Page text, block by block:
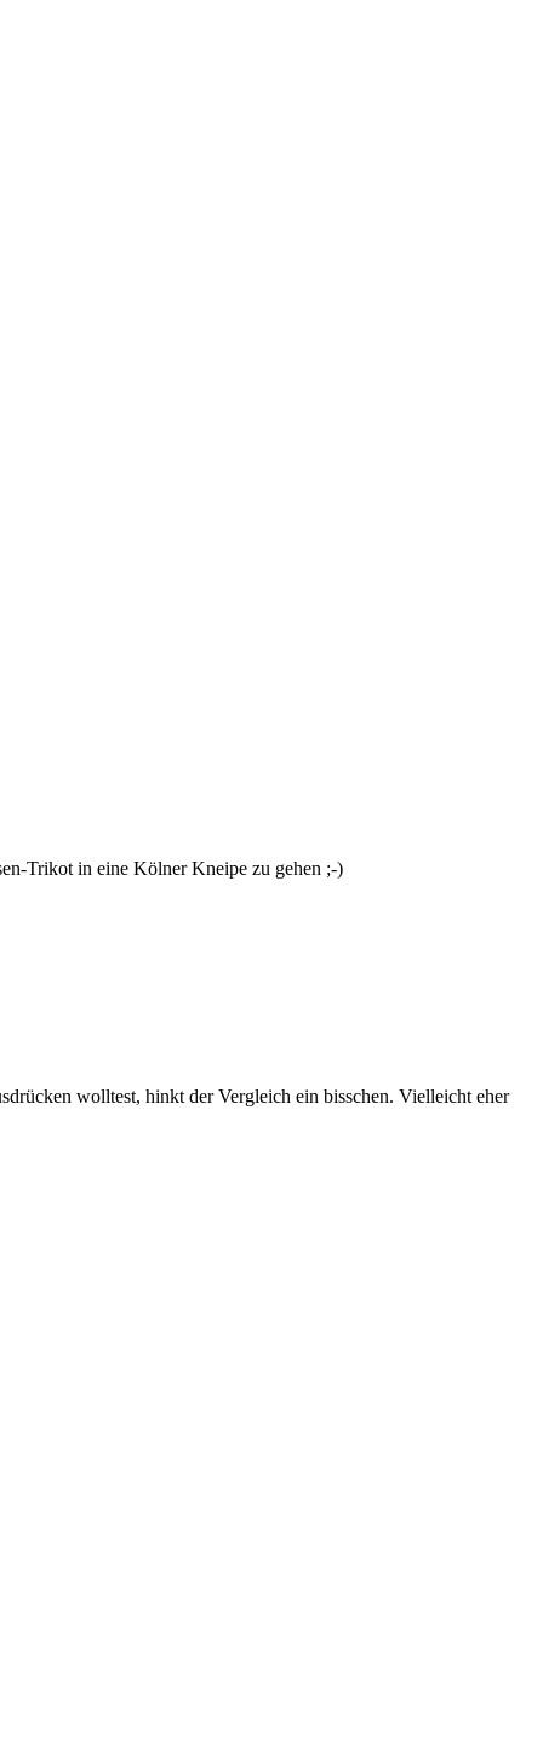
Trikot in eine Kölner Kneipe zu gehen ;-)
wolltest, hinkt der Vergleich ein bisschen. Vielleicht eher